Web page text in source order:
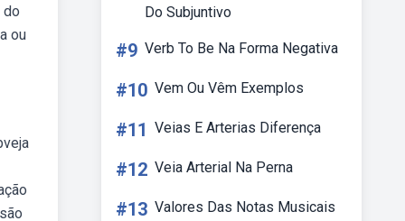
do
ou
Do Subjuntivo
#9 Verb To Be Na Forma Negativa
#10 Vem Ou Vêm Exemplos
#11 Veias E Arterias Diferença
#12 Veia Arterial Na Perna
#13 Valores Das Notas Musicais